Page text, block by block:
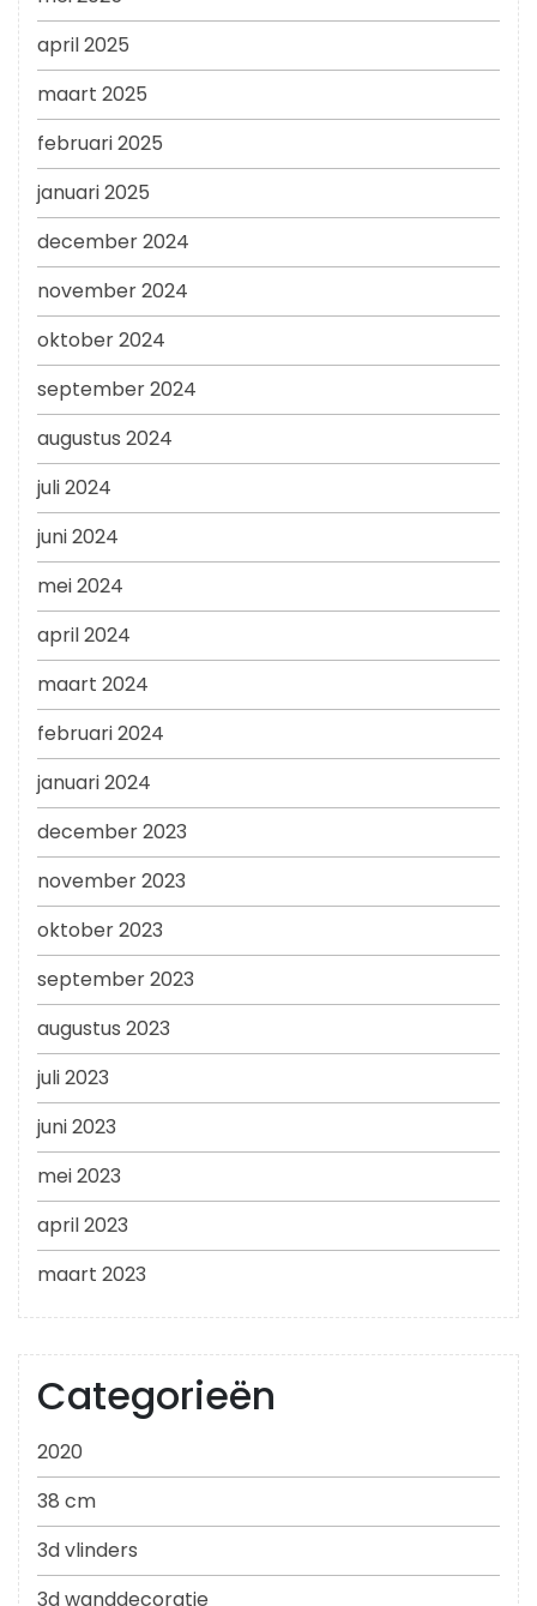
april 2025
maart 2025
februari 2025
januari 2025
december 2024
november 2024
oktober 2024
september 2024
augustus 2024
juli 2024
juni 2024
mei 2024
april 2024
maart 2024
februari 2024
januari 2024
december 2023
november 2023
oktober 2023
september 2023
augustus 2023
juli 2023
juni 2023
mei 2023
april 2023
maart 2023
Categorieën
2020
38 cm
3d vlinders
3d wanddecoratie